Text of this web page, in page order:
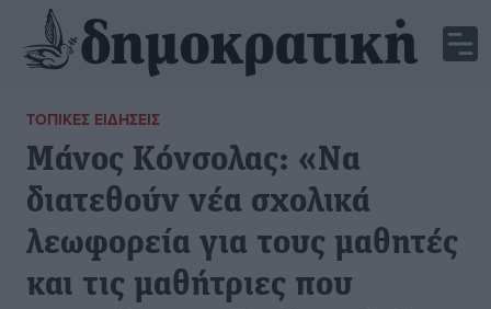
ΤΟΠΙΚΈΣ ΕΙΔΉΣΕΙΣ
Μάνος Κόνσολας: «Να
διατεθούν νέα σχολικά
λεωφορεία για τους μαθητές
και τις μαθήτριες που